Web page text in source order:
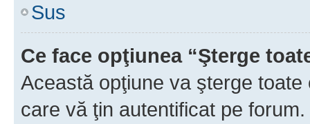
Sus
Ce face opţiunea “Şterge
Această opţiune va şterge
care vă ţin autentificat pe